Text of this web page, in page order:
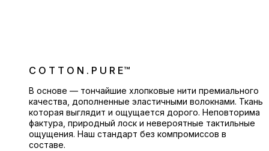
C O T T O N . P U R E™
В основе — тончайшие хлопковые нити премиального
качества, дополненные эластичными волокнами. Ткань
которая выглядит и ощущается дорого. Неповторима
фактура, природный лоск и невероятные тактильные
ощущения. Наш стандарт без компромиссов в
составе.